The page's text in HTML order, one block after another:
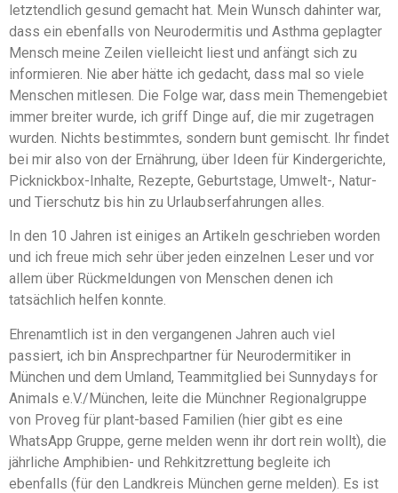
letztendlich gesund gemacht hat. Mein Wunsch dahinter war,
dass ein ebenfalls von Neurodermitis und Asthma geplagter
Mensch meine Zeilen vielleicht liest und anfängt sich zu
informieren. Nie aber hätte ich gedacht, dass mal so viele
Menschen mitlesen. Die Folge war, dass mein Themengebiet
immer breiter wurde, ich griff Dinge auf, die mir zugetragen
wurden. Nichts bestimmtes, sondern bunt gemischt. Ihr findet
bei mir also von der Ernährung, über Ideen für Kindergerichte,
Picknickbox-Inhalte, Rezepte, Geburtstage, Umwelt-, Natur-
und Tierschutz bis hin zu Urlaubserfahrungen alles.
In den 10 Jahren ist einiges an Artikeln geschrieben worden
und ich freue mich sehr über jeden einzelnen Leser und vor
allem über Rückmeldungen von Menschen denen ich
tatsächlich helfen konnte.
Ehrenamtlich ist in den vergangenen Jahren auch viel
passiert, ich bin Ansprechpartner für Neurodermitiker in
München und dem Umland, Teammitglied bei Sunnydays for
Animals e.V./München, leite die Münchner Regionalgruppe
von Proveg für plant-based Familien (hier gibt es eine
WhatsApp Gruppe, gerne melden wenn ihr dort rein wollt), die
jährliche Amphibien- und Rehkitzrettung begleite ich
ebenfalls (für den Landkreis München gerne melden). Es ist